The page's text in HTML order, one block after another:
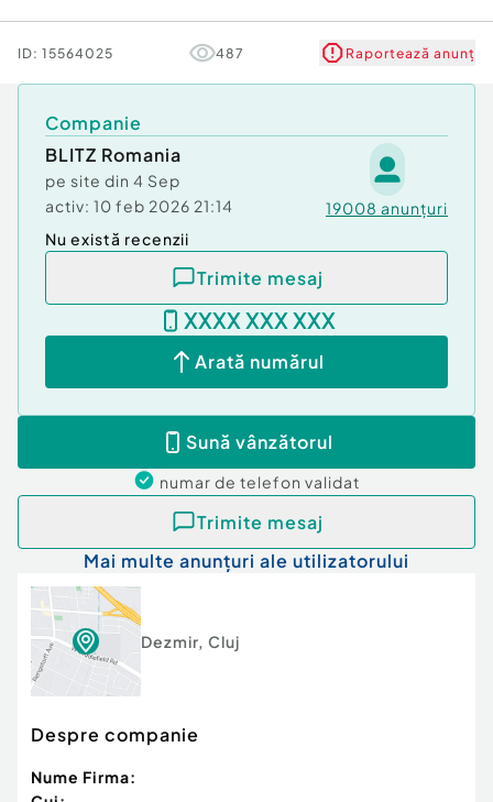
Termen de finalizare: Luna septembrie 2025 !
Cod ofertă / ID BLITZ: P3034
Număr niveluri imobil:
Număr Băi:3
Nr. locuri parcare:1
Număr niveluri imobil 1
ID: 15564025 487 Raportează anunț
Companie
BLITZ Romania
pe site din 4 Sep
activ: 10 feb 2026 21:14 19008 anunțuri
Nu există recenzii
Trimite mesaj
XXXX XXX XXX
Arată numărul
Sună vânzătorul
numar de telefon validat
Trimite mesaj
Mai multe anunțuri ale utilizatorului
Dezmir, Cluj
Despre companie
Nume Firma: